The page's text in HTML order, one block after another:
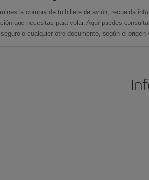
la compra de tu billete de avión, recuerda
que necesitas para volar. Aquí puedes
o cualquier otro documento, según el origen